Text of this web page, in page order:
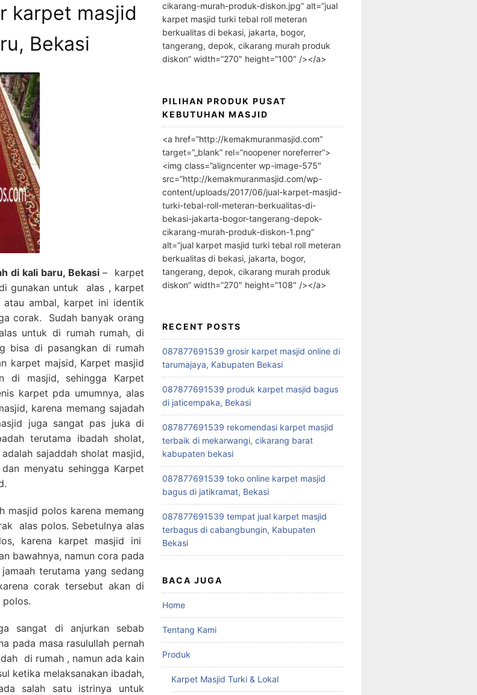
karpet masjid
Bekasi
di kali baru, Bekasi– karpet
gunakan untuk alas , karpet
ambal, karpet ini identik
corak. Sudah banyak orang
untuk di rumah rumah, di
bisa di pasangkan di rumah
karpet majsid, Karpet masjid
di masjid, sehingga Karpet
karpet pda umumnya, alas
karena memang sajadah
juga sangat pas juka di
terutama ibadah sholat,
sajaddah sholat masjid,
menyatu sehingga Karpet
masjid polos karena memang
alas polos. Sebetulnya alas
karena karpet masjid ini
bawahnya, namun cora pada
terutama yang sedang
corak tersebut akan di
polos.
sangat di anjurkan sebab
pada masa rasulullah pernah
di rumah , namun ada kain
ketika melaksanakan ibadah,
salah satu istrinya untuk
cikarang-murah-produk-diskon.jpg” alt=”jual
karpet masjid turki tebal roll meteran
berkualitas di bekasi, jakarta, bogor,
tangerang, depok, cikarang murah produk
diskon” width=”270″ height=”100″ /></a>
PILIHAN PRODUK PUSAT
KEBUTUHAN MASJID
<a href=”http://kemakmuranmasjid.com”
target=”_blank” rel=”noopener noreferrer”>
<img class=”aligncenter wp-image-575″
src=”http://kemakmuranmasjid.com/wp-
content/uploads/2017/06/jual-karpet-masjid-
turki-tebal-roll-meteran-berkualitas-di-
bekasi-jakarta-bogor-tangerang-depok-
cikarang-murah-produk-diskon-1.png”
alt=”jual karpet masjid turki tebal roll meteran
berkualitas di bekasi, jakarta, bogor,
tangerang, depok, cikarang murah produk
diskon” width=”270″ height=”108″ /></a>
RECENT POSTS
087877691539 grosir karpet masjid online di
tarumajaya, Kabupaten Bekasi
087877691539 produk karpet masjid bagus
di jaticempaka, Bekasi
087877691539 rekomendasi karpet masjid
terbaik di mekarwangi, cikarang barat
kabupaten bekasi
087877691539 toko online karpet masjid
bagus di jatikramat, Bekasi
087877691539 tempat jual karpet masjid
terbagus di cabangbungin, Kabupaten
Bekasi
BACA JUGA
Home
Tentang Kami
Produk
Karpet Masjid Turki & Lokal